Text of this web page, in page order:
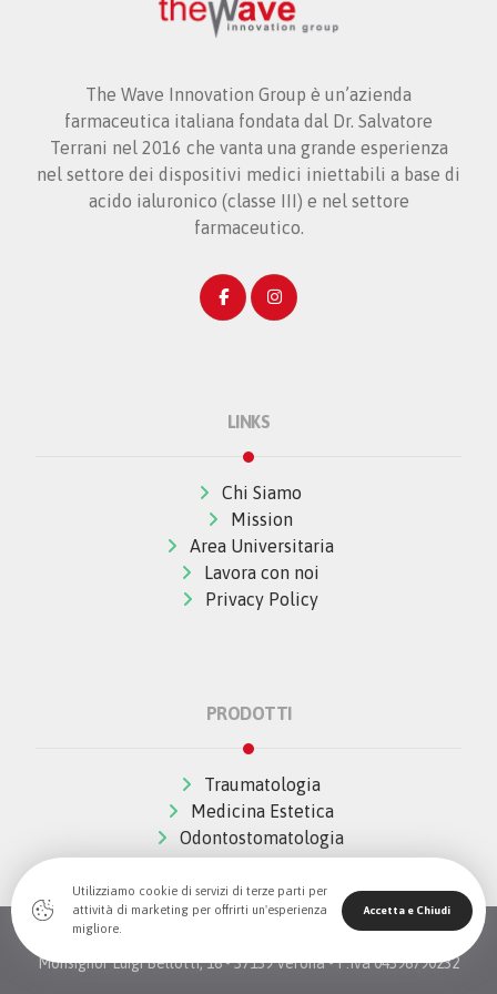
The Wave Innovation Group è un’azienda
farmaceutica italiana fondata dal Dr. Salvatore
Terrani nel 2016 che vanta una grande esperienza
nel settore dei dispositivi medici iniettabili a base di
acido ialuronico (classe III) e nel settore
farmaceutico.
LINKS
Chi Siamo
Mission
Area Universitaria
Lavora con noi
Privacy Policy
PRODOTTI
Traumatologia
Medicina Estetica
Odontostomatologia
© Copywrite 2026 All Rights Reserved The Wave Innovation -
Monsignor Luigi Bellotti, 16 - 37139 Verona - P.Iva 04396790232
Utilizziamo cookie di servizi di terze parti per
attività di marketing per offrirti un'esperienza
migliore.
Accetta e Chiudi